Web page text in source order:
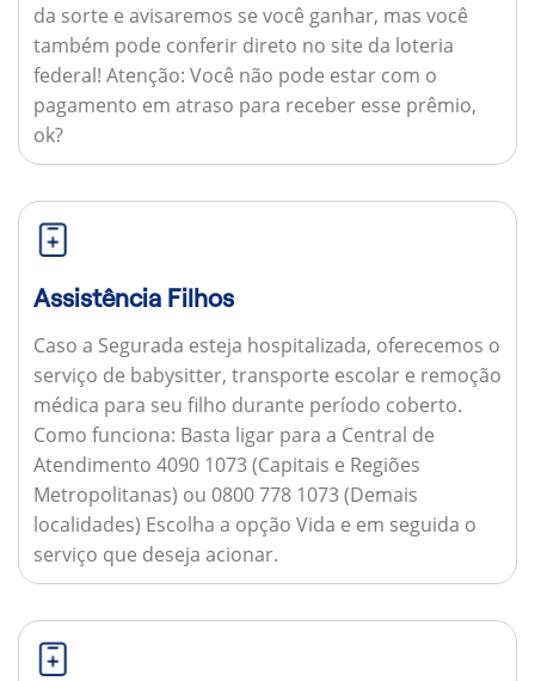
da sorte e avisaremos se você ganhar, mas você
também pode conferir direto no site da loteria
federal! Atenção: Você não pode estar com o
pagamento em atraso para receber esse prêmio,
ok?
Assistência Filhos
Caso a Segurada esteja hospitalizada, oferecemos o
serviço de babysitter, transporte escolar e remoção
médica para seu filho durante período coberto.
Como funciona: Basta ligar para a Central de
Atendimento 4090 1073 (Capitais e Regiões
Metropolitanas) ou 0800 778 1073 (Demais
localidades) Escolha a opção Vida e em seguida o
serviço que deseja acionar.